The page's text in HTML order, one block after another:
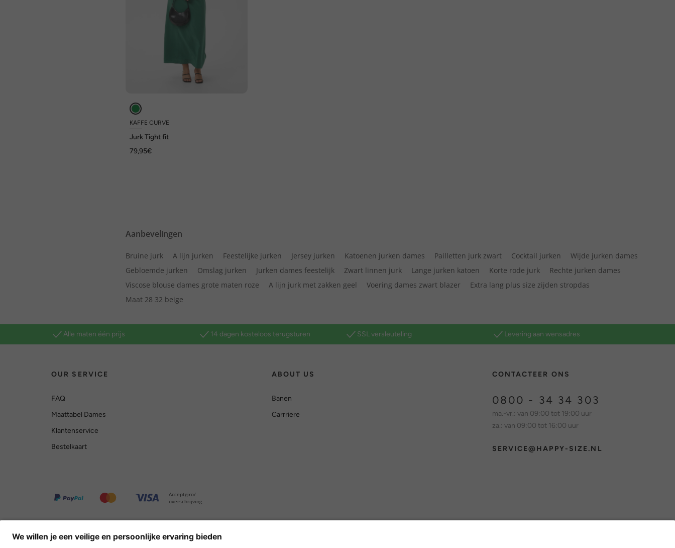
KAFFE CURVE
Jurk Tight fit
79,95€
Aanbevelingen
Bruine jurk A lijn jurken Feestelijke jurken Jersey jurken Katoenen jurken dames Pailletten jurk zwart Cocktail jurken
Wijde jurken dames
Gebloemde jurken
Omslag jurken Jurken dames feestelijk Zwart linnen jurk Lange jurken katoen Korte rode jurk
Rechte jurken dames
Viscose blouse dames grote maten roze
A lijn jurk met zakken geel Voering dames zwart blazer
Extra lang plus size zijden stropdas
Maat 28 32 beige
Alle maten één prijs 14 dagen kosteloos terugsturen SSL versleuteling Levering aan wensadres
OUR SERVICE
FAQ
Maattabel Dames
Klantenservice
Bestelkaart
ABOUT US
Banen
Carrriere
CONTACTEER ONS
0800 - 34 34 303
ma.-vr.: van 09:00 tot 19:00 uur
za.: van 09:00 tot 16:00 uur
SERVICE@HAPPY-SIZE.NL
Acceptgiro/
overschrijving